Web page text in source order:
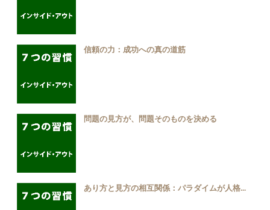
信頼の力：成功への真の道筋
問題の見方が、問題そのものを決める
あり方と見方の相互関係：パラダイムが人格...